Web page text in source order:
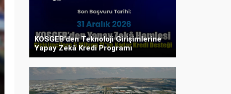
KOSGEB’den Teknoloji Girişimlerine
Yapay Zekâ Kredi Programı